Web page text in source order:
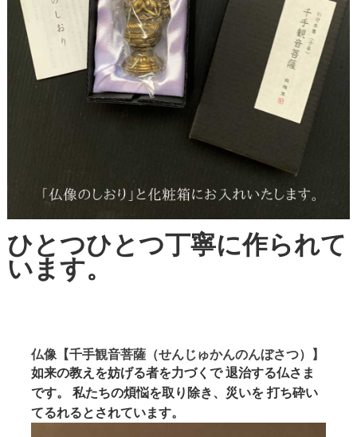
ひとつひとつ丁寧に作られて
います。
仏像【千手観音菩薩（せんじゅかんのんぼさつ）】
如来の教えを妨げる者を力づくで 退治する仏さま
です。 私たちの煩悩を取り除き、災いを 打ち砕い
てるれるとされています。